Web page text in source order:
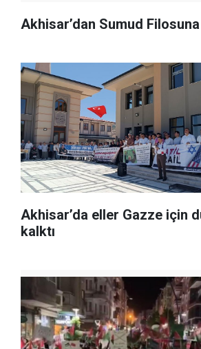
Akhisar’dan Sumud
Akhisar’da eller Gazze için
kalktı